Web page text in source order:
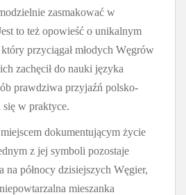
zasmakować w
to też opowieść o unikalnym
przyciągał młodych Węgrów
zachęcił do nauki języka
prawdziwa przyjaźń polsko-
się w praktyce.
dokumentującym życie
z jej symboli pozostaje
na północy dzisiejszych Węgier,
mieszanka